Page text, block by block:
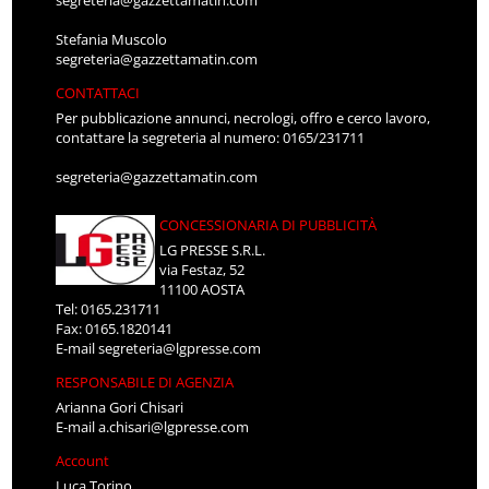
Stefania Muscolo
segreteria@gazzettamatin.com
CONTATTACI
Per pubblicazione annunci, necrologi, offro e cerco lavoro,
contattare la segreteria al numero: 0165/231711
segreteria@gazzettamatin.com
CONCESSIONARIA DI PUBBLICITÀ
LG PRESSE S.R.L.
via Festaz, 52
11100 AOSTA
Tel: 0165.231711
Fax: 0165.1820141
E-mailsegreteria@lgpresse.com
RESPONSABILE DI AGENZIA
Arianna Gori Chisari
E-maila.chisari@lgpresse.com
Account